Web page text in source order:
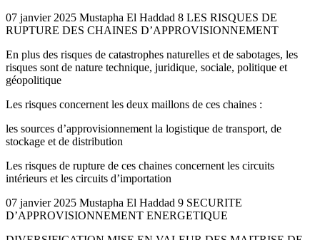
07 janvier 2025 Mustapha El Haddad 8 LES RISQUES DE
RUPTURE DES CHAINES D’APPROVISIONNEMENT
En plus des risques de catastrophes naturelles et de sabotages, les
risques sont de nature technique, juridique, sociale, politique et
géopolitique
Les risques concernent les deux maillons de ces chaines :
les sources d’approvisionnement la logistique de transport, de
stockage et de distribution
Les risques de rupture de ces chaines concernent les circuits
intérieurs et les circuits d’importation
07 janvier 2025 Mustapha El Haddad 9 SECURITE
D’APPROVISIONNEMENT ENERGETIQUE